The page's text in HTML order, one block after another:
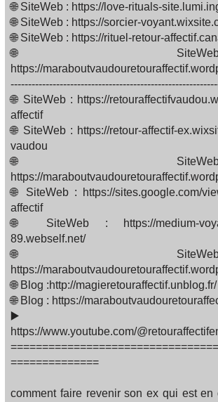
🌐 SiteWeb : https://love-rituals-
🌐 SiteWeb : https://sorcier-
🌐 SiteWeb : https://rituel-retour-
🌐
https://
🌐 SiteWeb : https://
affectif
🌐 SiteWeb : https://retour-affectif-
vaudou
🌐
https://
🌐 SiteWeb : https://sites.google.com/
affectif
🌐 SiteWeb : https://medium-
89.webself.net/
🌐
https://
🌐 Blog :http://magieretouraffectif.unblog.fr/
🌐 Blog : https://
▶️
https://www.youtube.com/
==============
comment faire revenir son ex qui est en